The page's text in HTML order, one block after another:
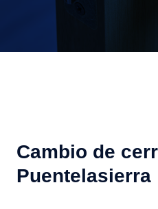
Cambio de
Puentelasierra